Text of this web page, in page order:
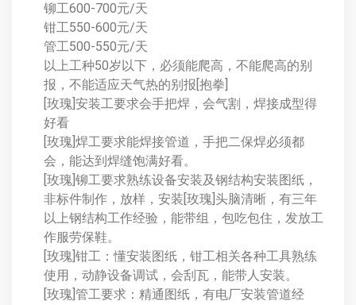
铆工600-700元/天
钳工550-600元/天
管工500-550元/天
以上工种50岁以下，必须能爬高，不能爬高的别
报，不能适应天气热的别报[抱拳]
[玫瑰]安装工要求会手把焊，会气割，焊接成型得
好看
[玫瑰]焊工要求能焊接管道，手把二保焊必须都
会，能达到焊缝饱满好看。
[玫瑰]铆工要求熟练设备安装及钢结构安装图纸，
非标件制作，放样，安装[玫瑰]头脑清晰，有三年
以上钢结构工作经验，能带组，包吃包住，发放工
作服劳保鞋。
[玫瑰]钳工：懂安装图纸，钳工相关各种工具熟练
使用，动静设备调试，会刮瓦，能带人安装。
[玫瑰]管工要求：精通图纸，有电厂安装管道经